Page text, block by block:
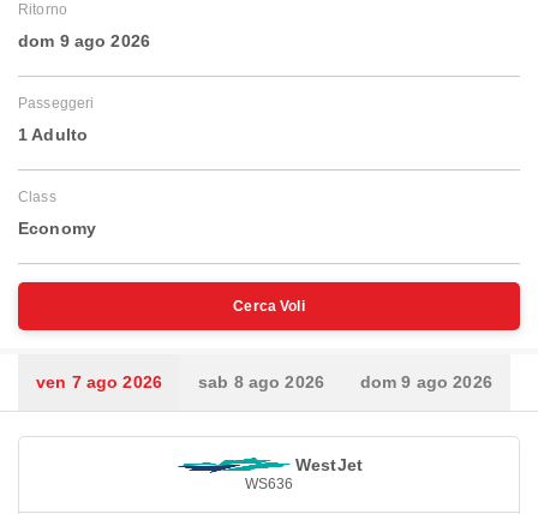
Ritorno
dom 9 ago 2026
Passeggeri
1 Adulto
Class
Economy
Cerca Voli
ven 7 ago 2026 sab 8 ago 2026 dom 9 ago 2026
WestJet
WS636